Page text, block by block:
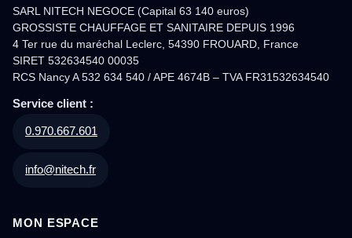
SARL NITECH NEGOCE (Capital 63 140 euros)
GROSSISTE CHAUFFAGE ET SANITAIRE DEPUIS 1996
4 Ter rue du maréchal Leclerc, 54390 FROUARD, France
SIRET 532634540 00035
RCS Nancy A 532 634 540 / APE 4674B – TVA FR31532634540
Service client :
0.970.667.601
info@nitech.fr
MON ESPACE